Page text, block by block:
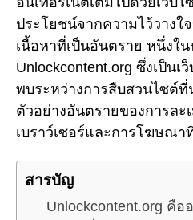
ประโยชน์จากความไว้วางใ
เนื้อหาที่เป็นอันตราย หนึ่งใ
Unlockcontent.org ซึ่งเป็น
พบระหว่างการสืบสวนไซต์ที่
ตัวอย่างอันตรายของการละ
เบราว์เซอร์และการโฆษณา
สารบัญ
Unlockcontent.org คือ